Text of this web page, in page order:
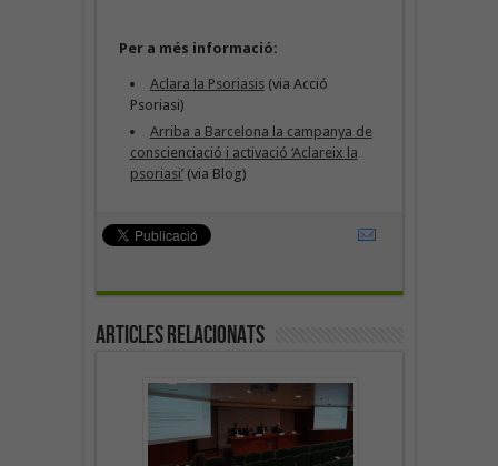
Per a més informació:
Aclara la Psoriasis(via Acció
Psoriasi)
Arriba a Barcelona la campanya de
conscienciació i activació ‘Aclareix la
psoriasi’(via Blog)
Articles Relacionats